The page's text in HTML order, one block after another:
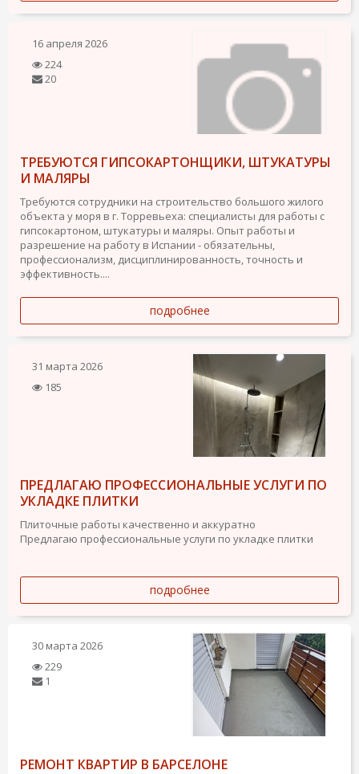
16 апреля 2026
224
20
ТРЕБУЮТСЯ ГИПСОКАРТОНЩИКИ, ШТУКАТУРЫ
И МАЛЯРЫ
Требуются сотрудники на строительство большого жилого
объекта у моря в г. Торревьеха: специалисты для работы с
гипсокартоном, штукатуры и маляры. Опыт работы и
разрешение на работу в Испании - обязательны,
профессионализм, дисциплинированность, точность и
эффективность....
подробнее
31 марта 2026
185
ПРЕДЛАГАЮ ПРОФЕССИОНАЛЬНЫЕ УСЛУГИ ПО
УКЛАДКЕ ПЛИТКИ
Плиточные работы качественно и аккуратно
Предлагаю профессиональные услуги по укладке плитки
подробнее
30 марта 2026
229
1
РЕМОНТ КВАРТИР В БАРСЕЛОНЕ